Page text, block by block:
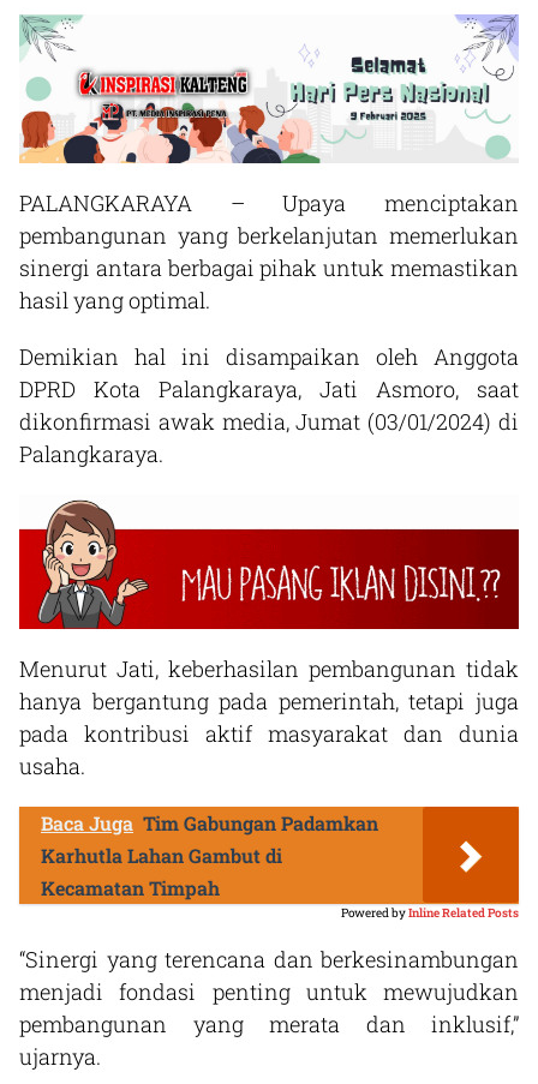
PALANGKARAYA – Upaya menciptakan
pembangunan yang berkelanjutan memerlukan
sinergi antara berbagai pihak untuk memastikan
hasil yang optimal.
Demikian hal ini disampaikan oleh Anggota
DPRD Kota Palangkaraya, Jati Asmoro, saat
dikonfirmasi awak media, Jumat (03/01/2024) di
Palangkaraya.
Menurut Jati, keberhasilan pembangunan tidak
hanya bergantung pada pemerintah, tetapi juga
pada kontribusi aktif masyarakat dan dunia
usaha.
Baca Juga Tim Gabungan Padamkan
Karhutla Lahan Gambut di
Kecamatan Timpah
Powered byInline Related Posts
“Sinergi yang terencana dan berkesinambungan
menjadi fondasi penting untuk mewujudkan
pembangunan yang merata dan inklusif,”
ujarnya.